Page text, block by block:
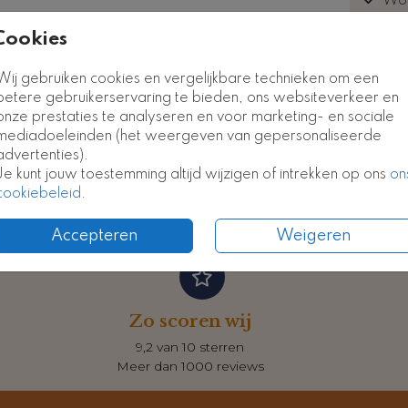
gebruiken cookies en vergelijkbare technieken om een
gebruikerservaring te bieden, ons websiteverkeer en
prestaties te analyseren en voor marketing- en sociale
(het weergeven van gepersonaliseerde
kunt jouw toestemming altijd wijzigen of intrekken op ons
.
Accepteren Weigeren
Zo scoren wij
9,2 van 10 sterren
Meer dan 1000 reviews